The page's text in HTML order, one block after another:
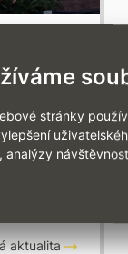
stránky
analýzy
tradiční
Jedná se
na
jsou
aktualita